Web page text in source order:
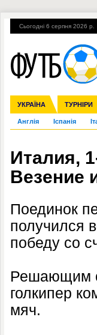
Сьогодні 6 серпня 2026 р.
УКРАЇНА ТУРНІРИ
Збірна Прем'єр-ліга
Ліга чемпіонів Ліга
Англія Іспанія
ЧС-2014 ЄВРО-2016
Гарячі теми УПЛ, 1-й
Италия,
Везение
Поединок
получился
победу со
Решающим
голкипер
мяч.